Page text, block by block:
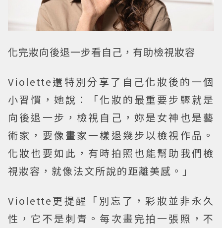
化完妝向後退一步看自己，有助檢視妝容
Violette還特別分享了自己化妝後的一個
小習慣，她說：「化妝的最重要步驟就是
向後退一步，檢視自己，妳是女神也是藝
術家，要像畫家一樣退幾步以檢視作品。
化妝也要如此，有時拍照也能幫助我們檢
視妝容，就像法文所說的距離美感。」
Violette更提醒「別忘了，彩妝並非永久
性，它不是刺青。每次畫完拍一張照，不